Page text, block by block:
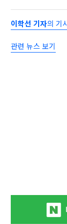
이학선 기자의 기
관련 뉴스 보기